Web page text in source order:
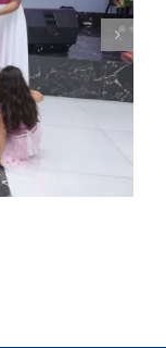
75 anos
Catedral